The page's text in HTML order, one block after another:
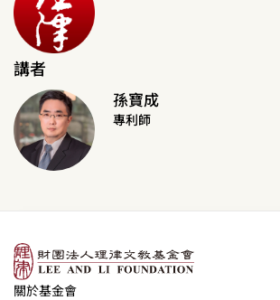
講者
孫寶成
專利師
關於基金會